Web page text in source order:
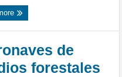
de
forestales